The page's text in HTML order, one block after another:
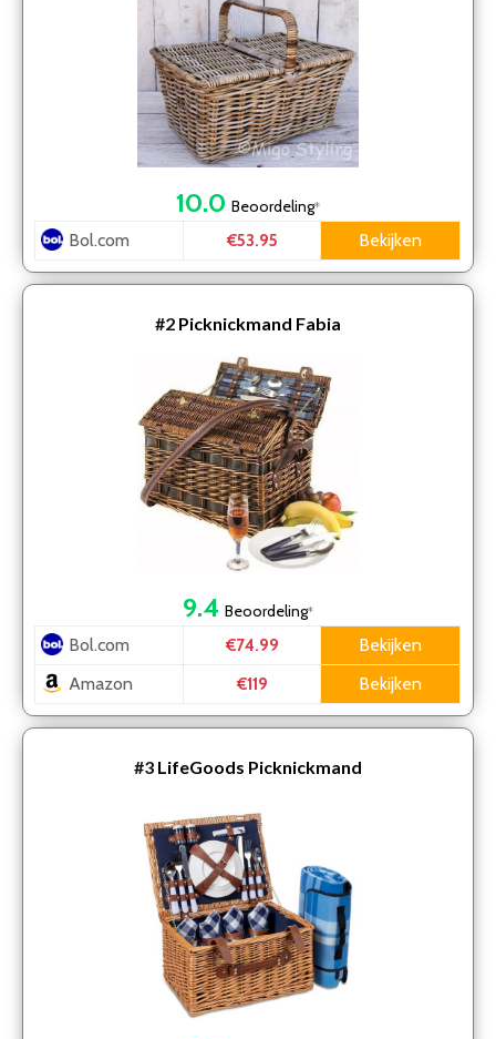
10.0 Beoordeling*
Bol.com €53.95 Bekijken
#2 Picknickmand Fabia
9.4 Beoordeling*
Bol.com €74.99
Bekijken
Amazon
€119 Bekijken
#3 LifeGoods Picknickmand